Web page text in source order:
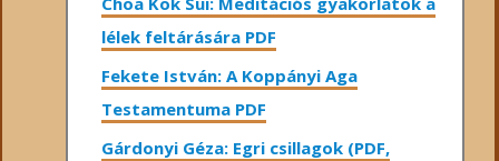
lélek feltárására PDF
Fekete István: A Koppányi Aga
Testamentuma PDF
Gárdonyi Géza: Egri csillagok (PDF,